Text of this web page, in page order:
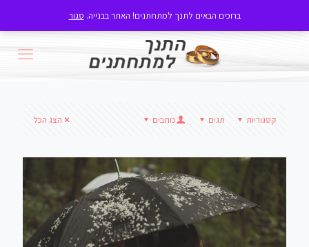
קטגוריות תגים כותבים הצג הכל
ברוכים הבאים לתנך למתחתנים! האתר בבנייה. סגור